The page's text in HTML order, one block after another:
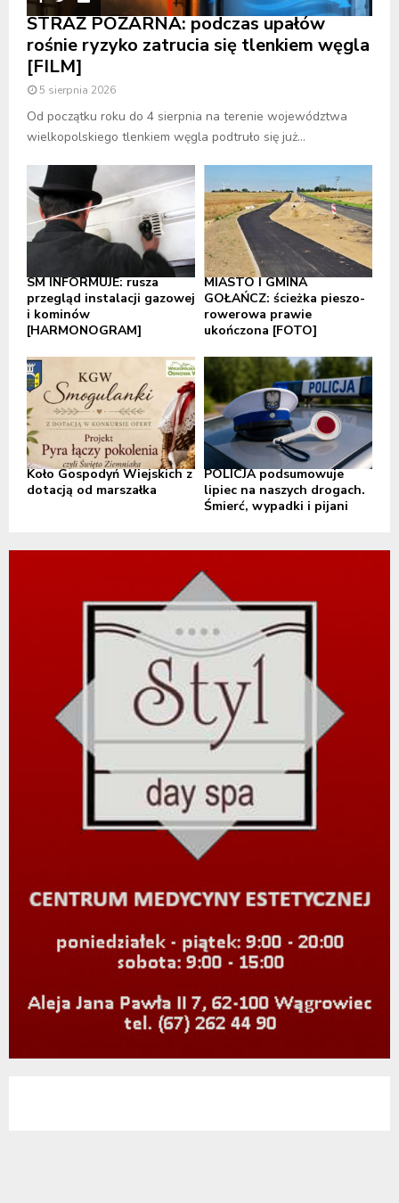
STRAŻ POŻARNA: podczas upałów
rośnie ryzyko zatrucia się tlenkiem węgla
[FILM]
5 sierpnia 2026
Od początku roku do 4 sierpnia na terenie województwa
wielkopolskiego tlenkiem węgla podtruło się już...
SM INFORMUJE: rusza
przegląd instalacji gazowej
i kominów
[HARMONOGRAM]
MIASTO I GMINA
GOŁAŃCZ: ścieżka pieszo-
rowerowa prawie
ukończona [FOTO]
Koło Gospodyń Wiejskich z
dotacją od marszałka
POLICJA podsumowuje
lipiec na naszych drogach.
Śmierć, wypadki i pijani